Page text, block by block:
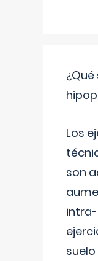
Los
son